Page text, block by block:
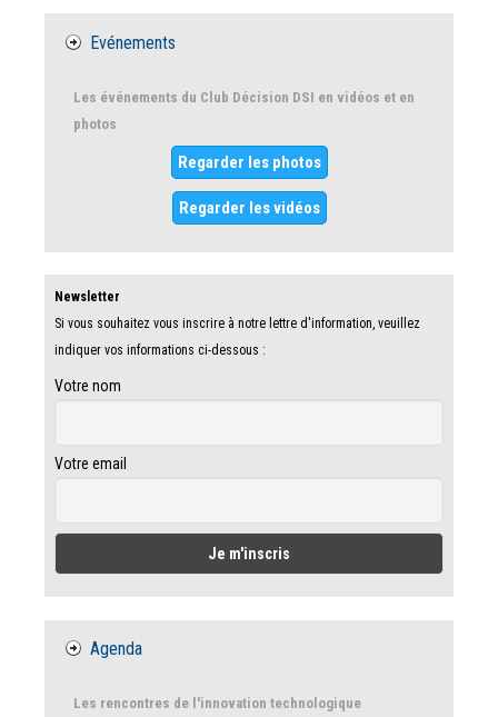
Evénements
Les événements du Club Décision DSI en vidéos et en
photos
Regarder les photos
Regarder les vidéos
Newsletter
Si vous souhaitez vous inscrire à notre lettre d'information, veuillez
indiquer vos informations ci-dessous :
Votre nom
Votre email
Agenda
Les rencontres de l'innovation technologique